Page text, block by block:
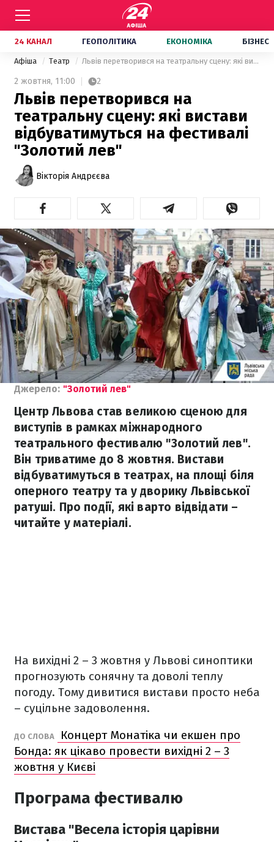
24 КАНАЛ ГЕОПОЛІТИКА ЕКОНОМІКА БІЗНЕС
Афіша Театр Львів перетворився на театральну сцену: які вистави відбуватимуться на фестивалі "Золотий лев"
2 жовтня, 11:00 2
Львів перетворився на
театральну сцену: які вистави
відбуватимуться на фестивалі
"Золотий лев"
Вікторія Андрєєва
Джерело: "Золотий лев"
Центр Львова став великою сценою для
виступів в рамках міжнародного
театрального фестивалю "Золотий лев".
Він триватиме до 8 жовтня. Вистави
відбуватимуться в театрах, на площі біля
оперного театру та у дворику Львівської
ратуші. Про події, які варто відвідати –
читайте у матеріалі.
На вихідні 2 – 3 жовтня у Львові синоптики
прогнозують сонячну та доволі теплу
погоду. Тому дивитися вистави просто неба
– суцільне задоволення.
ДО СЛОВА
Концерт Монатіка чи екшен про
Бонда: як цікаво провести вихідні 2 – 3
жовтня у Києві
Програма фестивалю
Вистава "Весела історія царівни